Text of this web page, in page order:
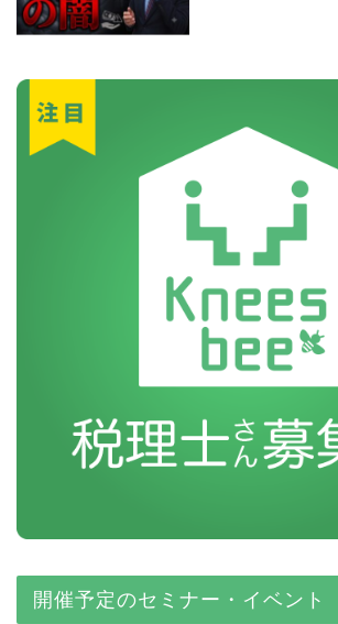
開催予定のセミナー・イベント